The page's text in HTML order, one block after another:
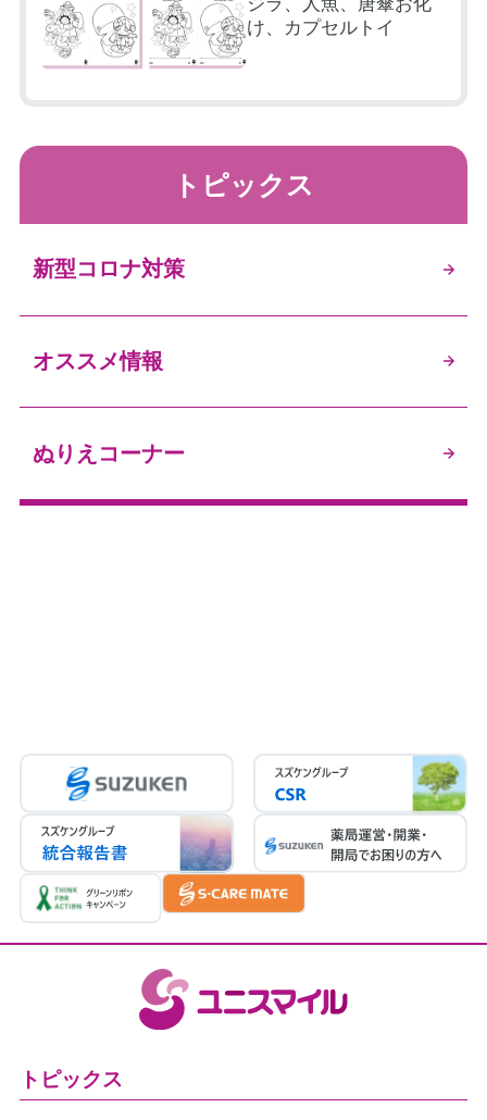
け、カプセルトイ
トピックス
新型コロナ対策
オススメ情報
ぬりえコーナー
トピックス